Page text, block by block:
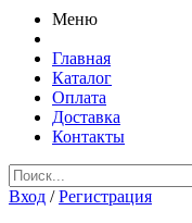
Меню
Главная
Каталог
Оплата
Доставка
Контакты
Вход /Регистрация